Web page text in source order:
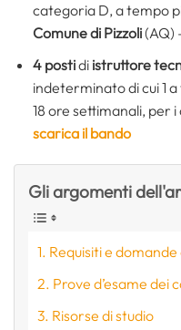
categoria D, a tempo
Comune di Pizzoli(AQ)
4 postidiistruttore
indeterminato di cui 1
18 ore settimanali, per
scarica il bando
Gli argomenti
Requisiti e
Prove d’esame dei
Risorse di studio